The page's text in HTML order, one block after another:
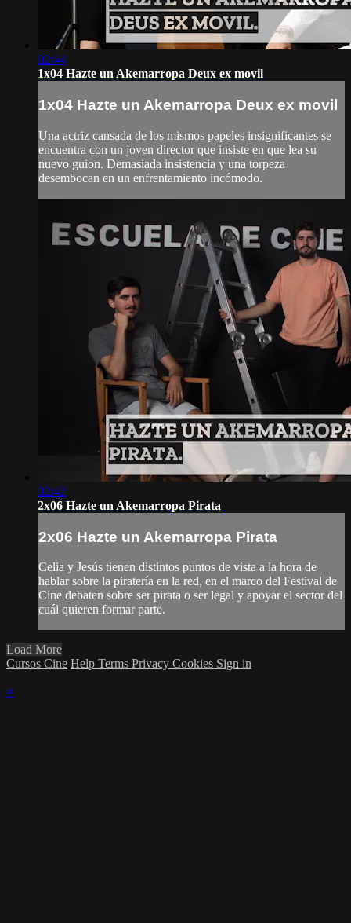
02:44
1x04 Hazte un Akemarropa Deux ex movil
1x04 Hazte un Akemarropa Deux ex movil
Una actriz cansada de los mismos papeles insignificantes se
encuentra con un joven director que insiste en que lea su
nuevo guion. Demasiada insistencia y una torpeza
desembocan en un enfrentamiento incómodo.
02:42
2x06 Hazte un Akemarropa Pirata
2x06 Hazte un Akemarropa Pirata
Celia y Jesús tienen distintos puntos de vista a la hora de
hablar sobre la piratería en la red, en el marco del Festival de
Cine debaten sobre ser pirata o ser legal y apoyar el sector del
cuál quieren formar parte.
Load More
Cursos Cine Help Terms Privacy Cookies Sign in
×